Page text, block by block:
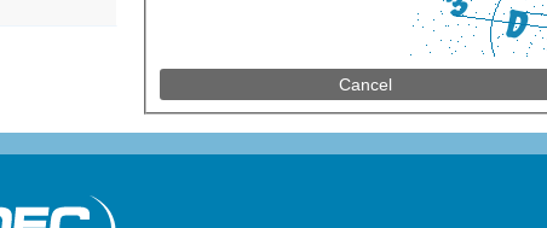
Cancel